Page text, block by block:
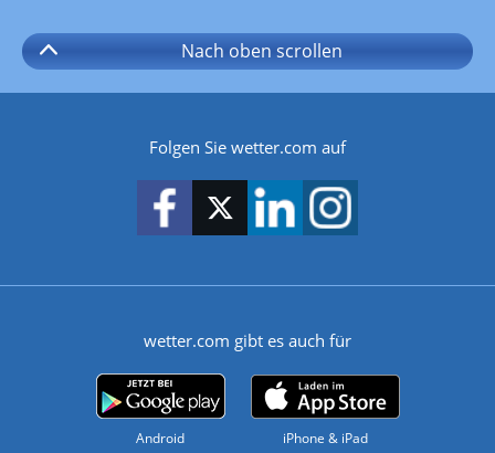
Nach oben scrollen
Folgen Sie wetter.com auf
wetter.com gibt es auch für
Android iPhone & iPad